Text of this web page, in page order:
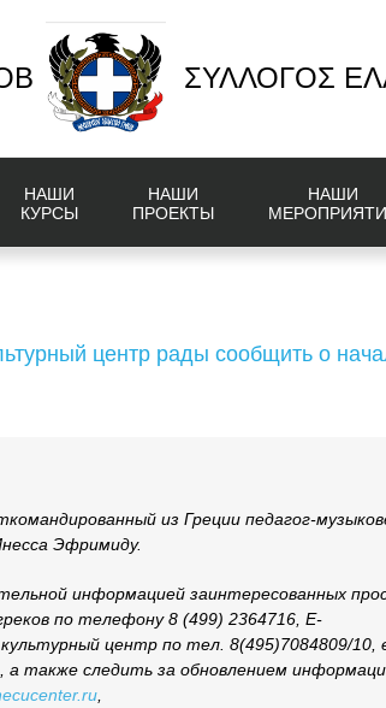
ΣΥΛΛΟΓΟΣ
НАШИ
КУРСЫ
НАШИ
ПРОЕКТЫ
НАШИ
центр рады сообщить о
из Греции педагог-
Эфримиду.
информацией заинтересованных
по телефону 8 (499) 2364716, E-
культурный центр по тел. 8(495)7084809/10,
, а также следить за обновлением